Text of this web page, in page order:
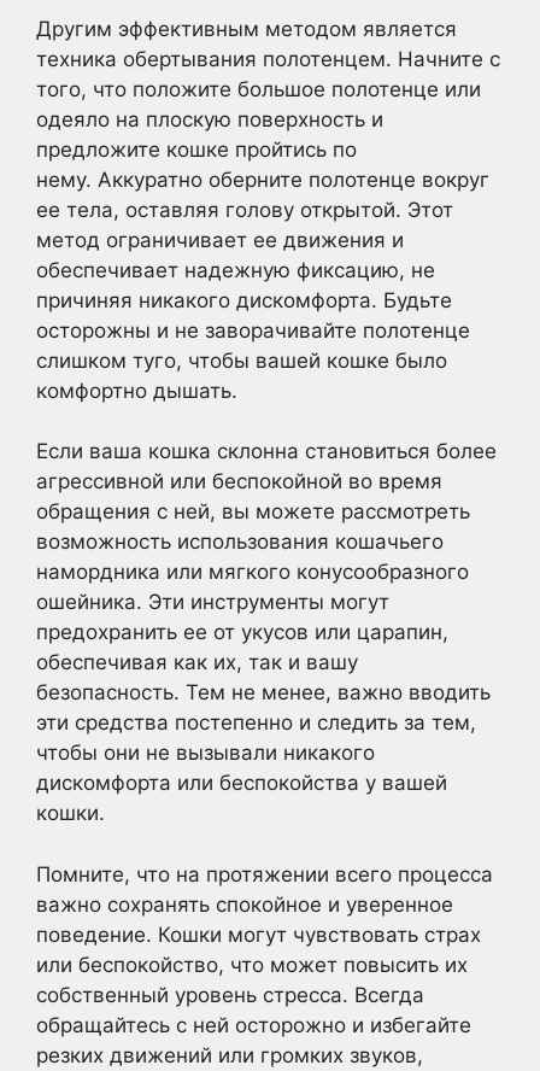
Другим эффективным методом является
техника обертывания полотенцем. Начните с
того, что положите большое полотенце или
одеяло на плоскую поверхность и
предложите кошке пройтись по
нему. Аккуратно оберните полотенце вокруг
ее тела, оставляя голову открытой. Этот
метод ограничивает ее движения и
обеспечивает надежную фиксацию, не
причиняя никакого дискомфорта. Будьте
осторожны и не заворачивайте полотенце
слишком туго, чтобы вашей кошке было
комфортно дышать.
Если ваша кошка склонна становиться более
агрессивной или беспокойной во время
обращения с ней, вы можете рассмотреть
возможность использования кошачьего
намордника или мягкого конусообразного
ошейника. Эти инструменты могут
предохранить ее от укусов или царапин,
обеспечивая как их, так и вашу
безопасность. Тем не менее, важно вводить
эти средства постепенно и следить за тем,
чтобы они не вызывали никакого
дискомфорта или беспокойства у вашей
кошки.
Помните, что на протяжении всего процесса
важно сохранять спокойное и уверенное
поведение. Кошки могут чувствовать страх
или беспокойство, что может повысить их
собственный уровень стресса. Всегда
обращайтесь с ней осторожно и избегайте
резких движений или громких звуков,